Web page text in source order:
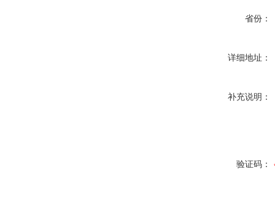
省份：
详细地址：
补充说明：
验证码：